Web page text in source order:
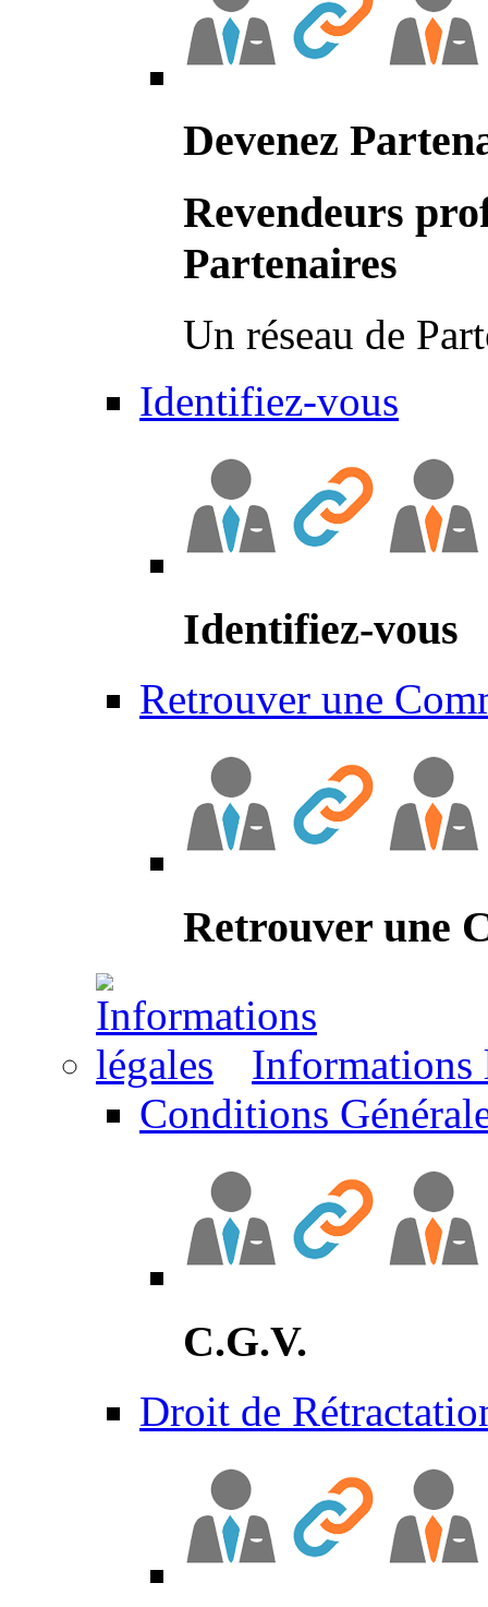
Devenez
Revendeurs
Partenaires
Un réseau de
Identifiez-vous
Identifiez-vous
Retrouver une
Retrouver une
Informations
Conditions
C.G.V.
Droit de